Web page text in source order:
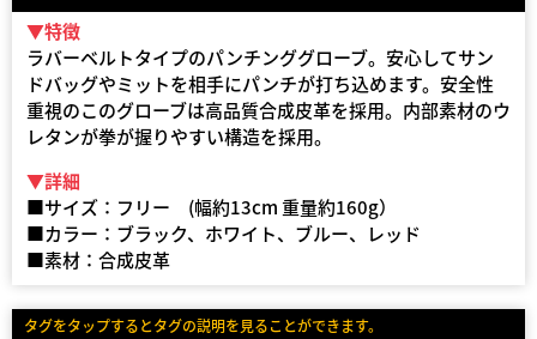
▼特徴
ラバーベルトタイプのパンチンググローブ。安心してサン
ドバッグやミットを相手にパンチが打ち込めます。安全性
重視のこのグローブは高品質合成皮革を採用。内部素材のウ
レタンが拳が握りやすい構造を採用。
▼詳細
■サイズ：フリー (幅約13cm 重量約160g）
■カラー：ブラック、ホワイト、ブルー、レッド
■素材：合成皮革
タグをタップするとタグの説明を見ることができます。